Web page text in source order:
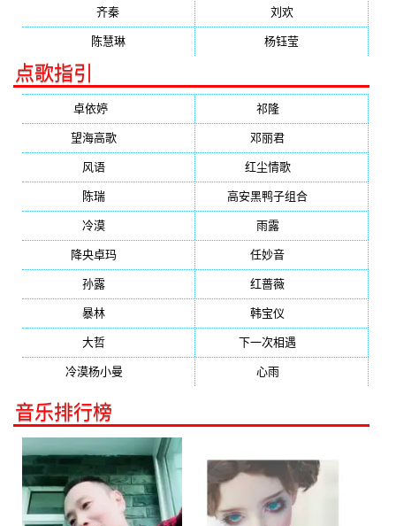
齐秦 刘欢
陈慧琳 杨钰莹
点歌指引
卓依婷 祁隆(647)
望海高歌 邓丽君
风语 红尘情歌(472)
陈瑞 高安黑鸭子组合
冷漠 雨露(350)
降央卓玛 任妙音
孙露 红蔷薇
暴林 韩宝仪
大哲 下一次相遇
冷漠杨小曼 心雨(232)
音乐排行榜